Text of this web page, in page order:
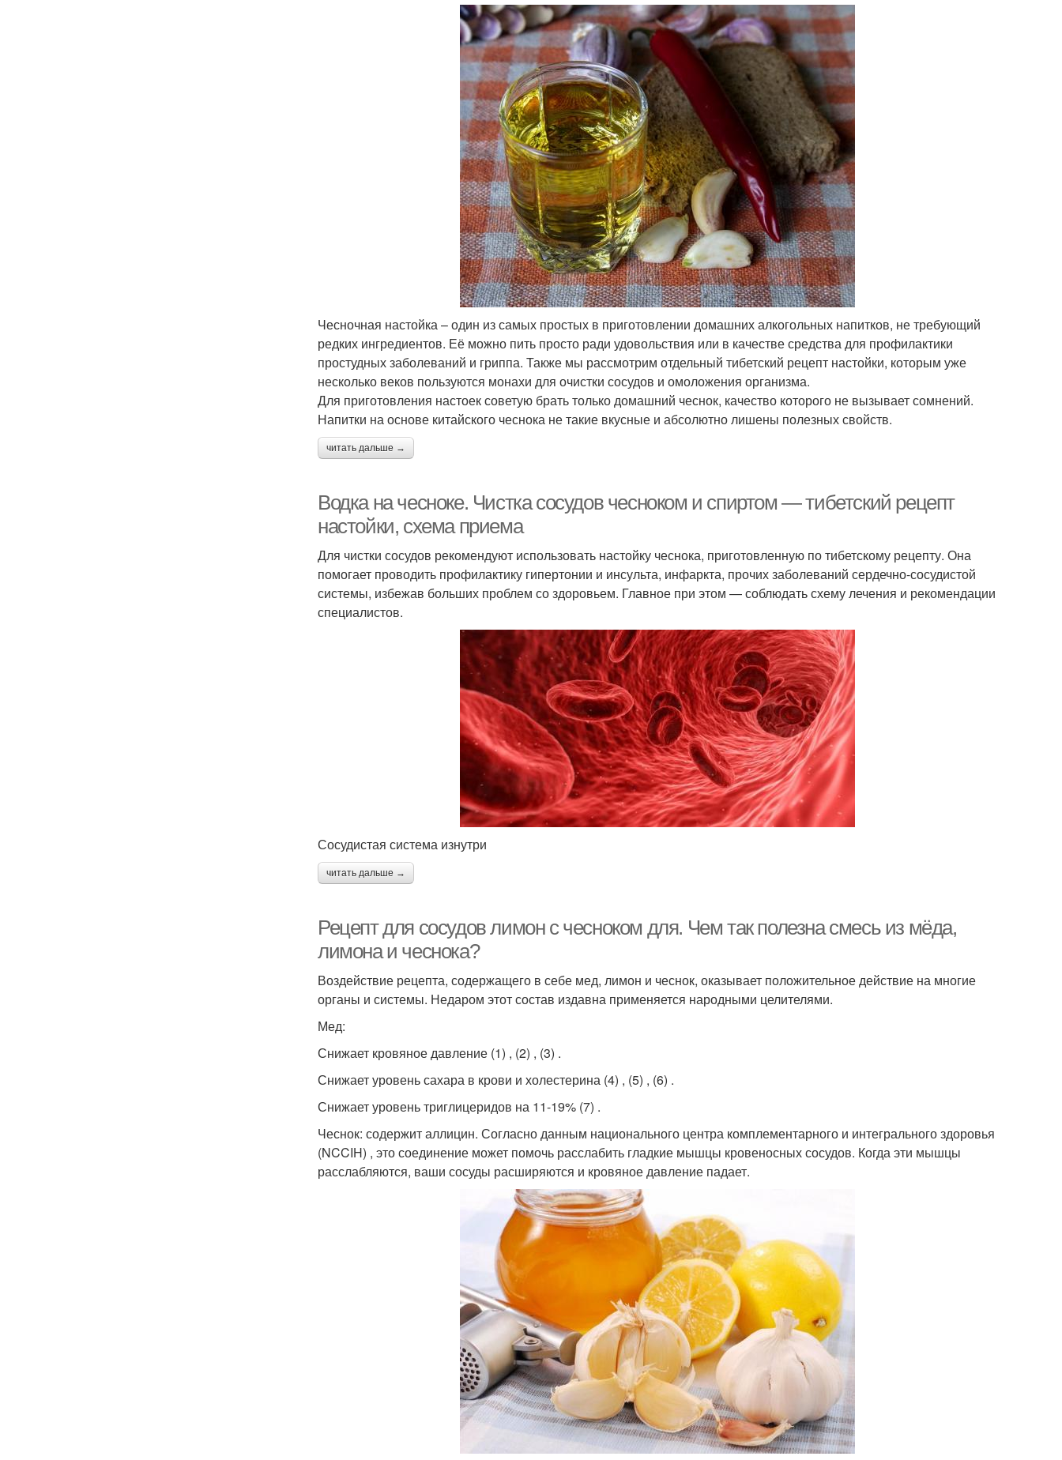
Чесночная настойка – один из самых простых в приготовлении домашних алкогольных напитков, не требующий
редких ингредиентов. Её можно пить просто ради удовольствия или в качестве средства для профилактики
простудных заболеваний и гриппа. Также мы рассмотрим отдельный тибетский рецепт настойки, которым уже
несколько веков пользуются монахи для очистки сосудов и омоложения организма.
Для приготовления настоек советую брать только домашний чеснок, качество которого не вызывает сомнений.
Напитки на основе китайского чеснока не такие вкусные и абсолютно лишены полезных свойств.
читать дальше →
Водка на чесноке. Чистка сосудов чесноком и спиртом — тибетский рецепт
настойки, схема приема
Для чистки сосудов рекомендуют использовать настойку чеснока, приготовленную по тибетскому рецепту. Она
помогает проводить профилактику гипертонии и инсульта, инфаркта, прочих заболеваний сердечно-сосудистой
системы, избежав больших проблем со здоровьем. Главное при этом — соблюдать схему лечения и рекомендации
специалистов.
Сосудистая система изнутри
читать дальше →
Рецепт для сосудов лимон с чесноком для. Чем так полезна смесь из мёда,
лимона и чеснока?
Воздействие рецепта, содержащего в себе мед, лимон и чеснок, оказывает положительное действие на многие
органы и системы. Недаром этот состав издавна применяется народными целителями.
Мед:
Снижает кровяное давление (1) , (2) , (3) .
Снижает уровень сахара в крови и холестерина (4) , (5) , (6) .
Снижает уровень триглицеридов на 11-19% (7) .
Чеснок: содержит аллицин. Согласно данным национального центра комплементарного и интегрального здоровья
(NCCIH) , это соединение может помочь расслабить гладкие мышцы кровеносных сосудов. Когда эти мышцы
расслабляются, ваши сосуды расширяются и кровяное давление падает.